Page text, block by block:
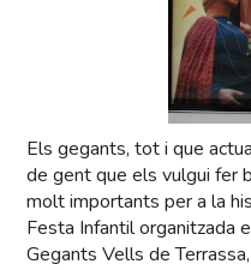
Els gegants, tot i que
de gent que els vulgui fer
molt importants per a la
Festa Infantil organitzada
Gegants Vells de